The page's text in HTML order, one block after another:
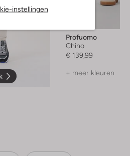
instellingen
Profuomo
Chino
€ 139,99
+ meer kleuren